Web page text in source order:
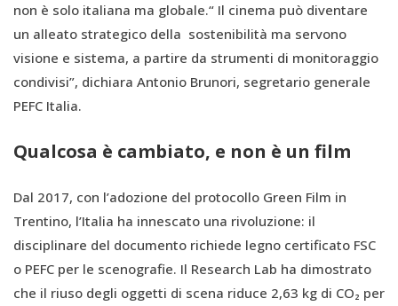
non è solo italiana ma globale.“ Il cinema può diventare
un alleato strategico della sostenibilità ma servono
visione e sistema, a partire da strumenti di monitoraggio
condivisi”, dichiara Antonio Brunori, segretario generale
PEFC Italia.
Qualcosa è cambiato, e non è un film
Dal 2017, con l’adozione del protocollo Green Film in
Trentino, l’Italia ha innescato una rivoluzione: il
disciplinare del documento richiede legno certificato FSC
o PEFC per le scenografie. Il Research Lab ha dimostrato
che il riuso degli oggetti di scena riduce 2,63 kg di CO₂ per